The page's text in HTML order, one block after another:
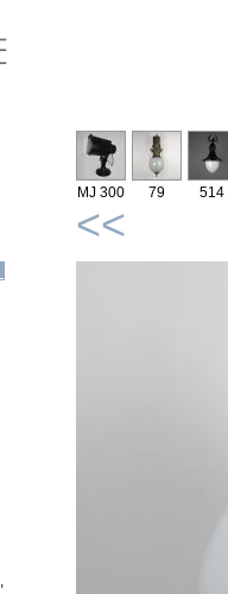
MJ 300 79 514
<<